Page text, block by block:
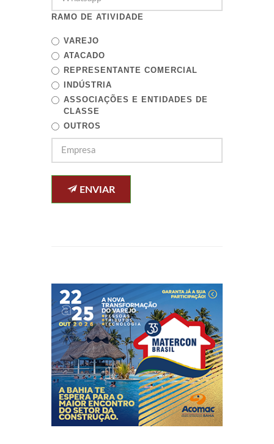
RAMO DE ATIVIDADE
VAREJO
ATACADO
REPRESENTANTE COMERCIAL
INDÚSTRIA
ASSOCIAÇÕES E ENTIDADES DE
CLASSE
OUTROS
ENVIAR